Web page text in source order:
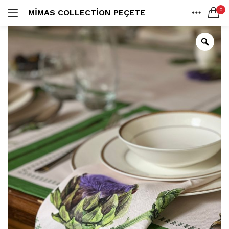
MIMAS COLLECTION PEÇETE 0
LOGIN
Remember me
Lost password?
All categories
Amerikan S. (3)
Color Block (3)
Countrylife Blue (6)
Countrylife Burgundy (3)
Countrylife Green (1)
Countrylife Orange (2)
Ekose & Pötikare (2)
EL YAPIMI ÜRÜNLER (6)
Mutfak Önlükleri (2)
Kurulama Bezi (4)
Limoncello Azzurri (2)
Limoncello Rosso (3)